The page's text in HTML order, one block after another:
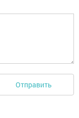
Отправить